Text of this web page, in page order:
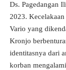
Ds. Pagedangan
2023.
Vario yang
Kronjo
identitasnya dari
korban